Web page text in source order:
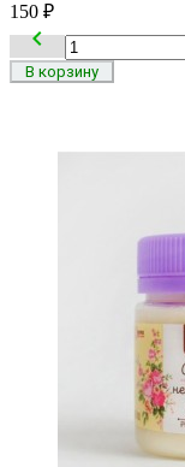
150 ₽
